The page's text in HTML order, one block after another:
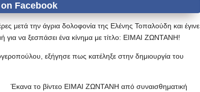
μετά την άγρια δολοφονία της Ελένης Τοπαλούδη και έγινε
για να ξεσπάσει ένα κίνημα με τίτλο: ΕΙΜΑΙ ΖΩΝΤΑΝΗ!
εξήγησε πως κατέληξε στην δημιουργία του
Έκανα το βίντεο ΕΙΜΑΙ ΖΩΝΤΑΝΗ από συναισθηματική